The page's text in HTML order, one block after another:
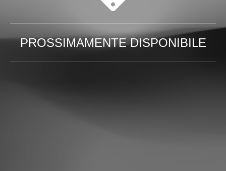
PROSSIMAMENTE DISPONIBILE